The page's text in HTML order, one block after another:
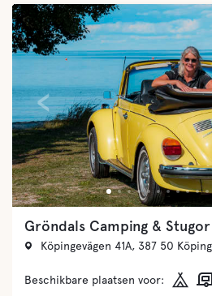
‹
Gröndals Camping & Stugor
Köpingevägen 41A, 387 50
Beschikbare plaatsen voor: